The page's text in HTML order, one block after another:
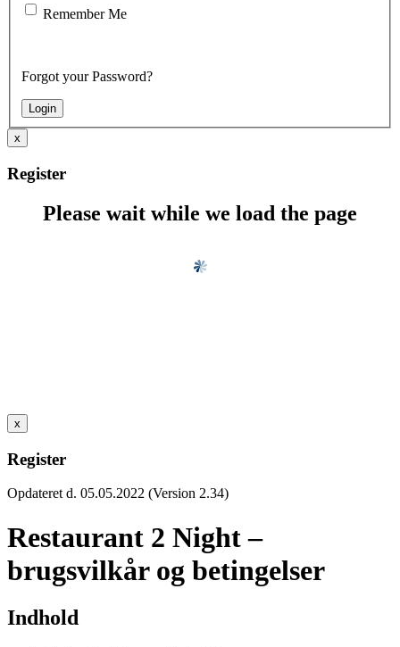
Remember Me
Forgot your Password?
x
Register
Please wait while we load the page
x
Register
Opdateret d. 05.05.2022 (Version 2.34)
Restaurant 2 Night –
brugsvilkår og betingelser
Indhold